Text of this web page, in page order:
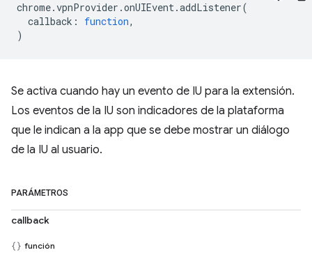
chrome.vpnProvider .onUIEvent.addListener(
callback : function,
)
Se activa cuando hay un evento de IU para la extensión.
Los eventos de la IU son indicadores de la plataforma
que le indican a la app que se debe mostrar un diálogo
de la IU al usuario.
PARÁMETROS
callback
función